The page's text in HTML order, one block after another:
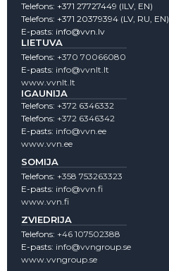
Telefons: +371 27727449 (lLV, EN)
Telefons: +371 20379394 (LV, RU, EN)
E-pasts: info@vvn.lv
LIETUVA
Telefons: +370 70066080
E-pasts: info@vvnlt.lt
www.vvnlt.lt
IGAUNIJA
Telefons: +372 6346332
Telefons: +372 6346342
E-pasts: info@vvn.ee
www.vvn.ee
SOMIJA
Telefons: +358 753263323
E-pasts: info@vvn.fi
www.vvn.fi
ZVIEDRIJA
Telefons: +46 107502388
E-pasts: info@vvngroup.se
www.vvngroup.se